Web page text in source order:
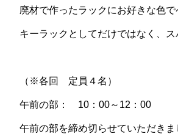
廃材で作ったラックにお好きな色
キーラックとしてだけではなく、
（※各回 定員４名）
午前の部： 10：00～12：00
午前の部を締め切らせていただきま